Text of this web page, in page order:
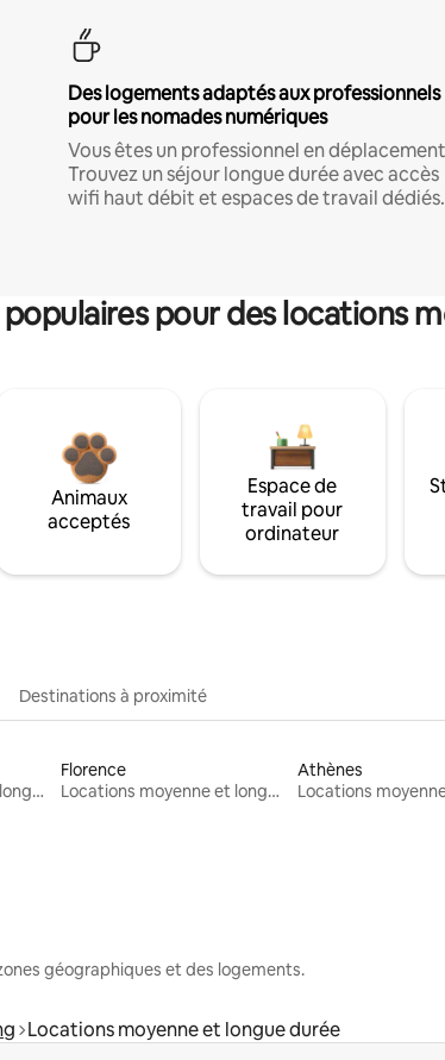
Des logements adaptés aux professionnels
pour les nomades numériques
Vous êtes un professionnel en
Trouvez un séjour longue durée avec accès
wifi haut débit et espaces de travail dédiés.
pour des locations
Animaux
acceptés
Espace de
travail pour
ordinateur
Destinations à proximité
Locations moyenne et longue durée
Florence
Locations moyenne et longue durée
Athènes
géographiques et des logements.
Locations moyenne et longue durée